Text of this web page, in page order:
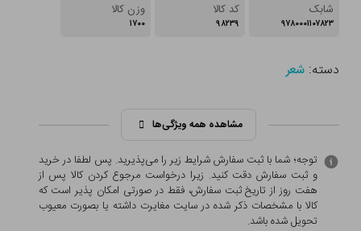
شابک
۹۷۸۰۰۰۱۱۰۷۸۲۳
کد کالا
۹۸۲۳۹
وزن کالا
۱۷۰۰
دسته:شعر
مشاهده همه ویژگی‌ها
توجه؛ شما با ثبت سفارش شرایط زیر را می‌پذیرید. پس لطفا در خرید
و ثبت سفارش دقت کنید. زیرا درخواست مرجوع کردن کالا پس از
هفت روز از تاریخ ثبت سفارش، فقط در صورتی امکان پذیر است که
کالا با مشخصات ذکر شده در سایت مغایرت داشته یا بصورت معيوب
تحویل شده باشد.